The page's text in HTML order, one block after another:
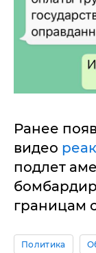
Ранее
видео
подлет
границам
Политика